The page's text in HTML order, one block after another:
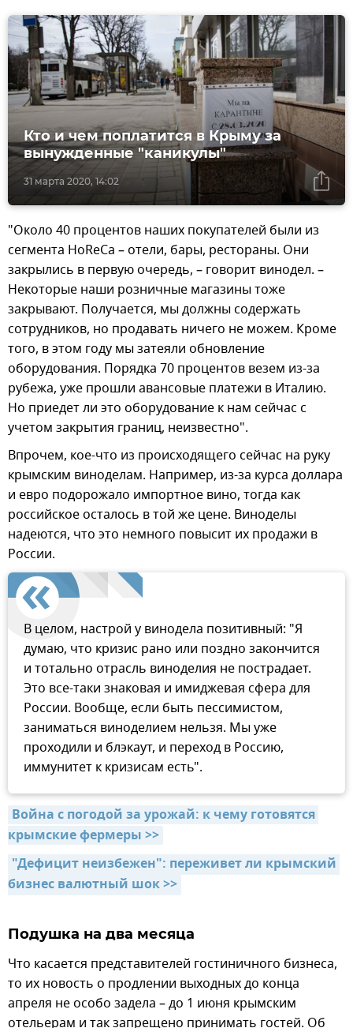
31 марта 2020, 14:02
Кто и чем поплатится в Крыму за
вынужденные "каникулы"
"Около 40 процентов наших покупателей были из
сегмента HoReCa – отели, бары, рестораны. Они
закрылись в первую очередь, – говорит винодел. –
Некоторые наши розничные магазины тоже
закрывают. Получается, мы должны содержать
сотрудников, но продавать ничего не можем. Кроме
того, в этом году мы затеяли обновление
оборудования. Порядка 70 процентов везем из-за
рубежа, уже прошли авансовые платежи в Италию.
Но приедет ли это оборудование к нам сейчас с
учетом закрытия границ, неизвестно".
Впрочем, кое-что из происходящего сейчас на руку
крымским виноделам. Например, из-за курса доллара
и евро подорожало импортное вино, тогда как
российское осталось в той же цене. Виноделы
надеются, что это немного повысит их продажи в
России.
В целом, настрой у винодела позитивный: "Я
думаю, что кризис рано или поздно закончится
и тотально отрасль виноделия не пострадает.
Это все-таки знаковая и имиджевая сфера для
России. Вообще, если быть пессимистом,
заниматься виноделием нельзя. Мы уже
проходили и блэкаут, и переход в Россию,
иммунитет к кризисам есть".
Война с погодой за урожай: к чему готовятся
крымские фермеры >>
"Дефицит неизбежен": переживет ли крымский
бизнес валютный шок >>
Подушка на два месяца
Что касается представителей гостиничного бизнеса,
то их новость о продлении выходных до конца
апреля не особо задела – до 1 июня крымским
отельерам и так запрещено принимать гостей. Об